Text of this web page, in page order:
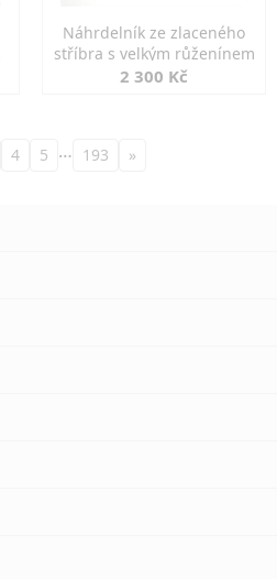
Náhrdelník ze zlaceného
stříbra s velkým růženínem
2 300 Kč
4 5 … 193 »